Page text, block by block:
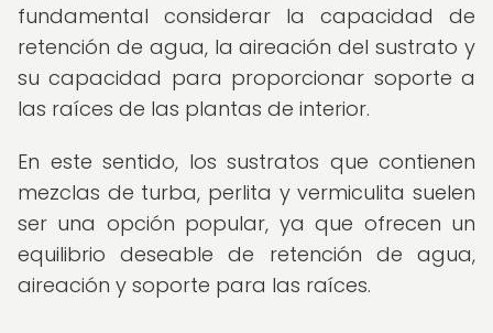
fundamental considerar la capacidad de
retención de agua, la aireación del sustrato y
su capacidad para proporcionar soporte a
las raíces de las plantas de interior.
En este sentido, los sustratos que contienen
mezclas de turba, perlita y vermiculita suelen
ser una opción popular, ya que ofrecen un
equilibrio deseable de retención de agua,
aireación y soporte para las raíces.